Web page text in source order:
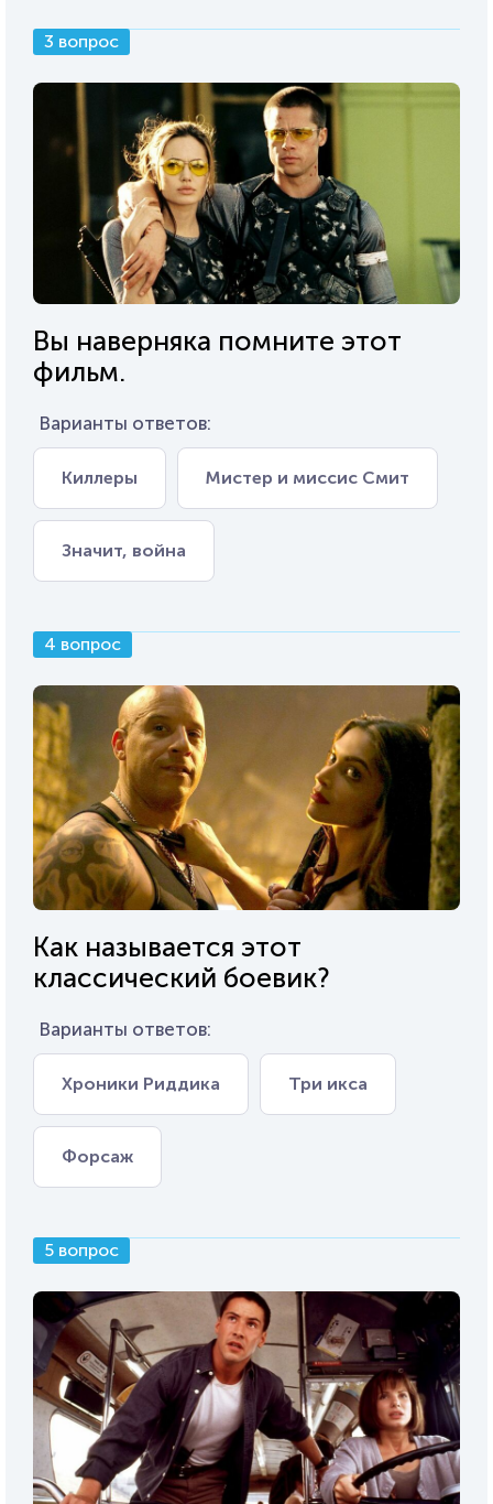
3 вопрос
Вы наверняка помните этот
фильм.
Варианты ответов:
Киллеры Мистер и миссис Смит
Значит, война
4 вопрос
Как называется этот
классический боевик?
Варианты ответов:
Хроники Риддика Три икса
Форсаж
5 вопрос